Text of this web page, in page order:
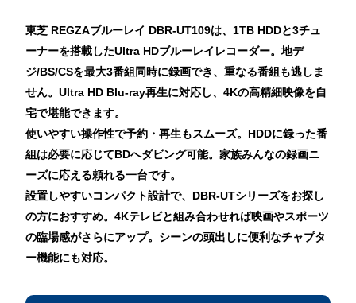
東芝 REGZAブルーレイ DBR-UT109は、1TB HDDと3チュ
ーナーを搭載したUltra HDブルーレイレコーダー。地デ
ジ/BS/CSを最大3番組同時に録画でき、重なる番組も逃しま
せん。Ultra HD Blu-ray再生に対応し、4Kの高精細映像を自
宅で堪能できます。
使いやすい操作性で予約・再生もスムーズ。HDDに録った番
組は必要に応じてBDへダビング可能。家族みんなの録画ニ
ーズに応える頼れる一台です。
設置しやすいコンパクト設計で、DBR-UTシリーズをお探し
の方におすすめ。4Kテレビと組み合わせれば映画やスポーツ
の臨場感がさらにアップ。シーンの頭出しに便利なチャプタ
ー機能にも対応。